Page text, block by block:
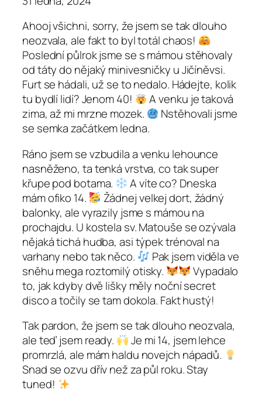
Ahooj všichni, sorry, že jsem se tak dlouho
neozvala, ale fakt to byl totál chaos!
Poslední půlrok jsme se s mámou stěhovaly
od táty do nějaký minivesničky u Jičíněvsi.
Furt se hádali, už se to nedalo. Hádejte, kolik
tu bydlí lidí? Jenom 40!
A venku je taková
zima, až mi mrzne mozek.
Nstěhovali jsme
se semka začátkem ledna.
Ráno jsem se vzbudila a venku lehounce
nasněženo, ta tenká vrstva, co tak super
křupe pod botama.
A víte co? Dneska
mám ofiko 14.
Žádnej velkej dort, žádný
balonky, ale vyrazily jsme s mámou na
prochajdu. U kostela sv. Matouše se ozývala
nějaká tichá hudba, asi týpek trénoval na
varhany nebo tak něco.
Pak jsem viděla ve
sněhu mega roztomilý otisky.
Vypadalo
to, jak kdyby dvě lišky měly noční secret
disco a točily se tam dokola. Fakt hustý!
Tak pardon, že jsem se tak dlouho neozvala,
ale teď jsem ready.
Je mi 14, jsem lehce
promrzlá, ale mám haldu novejch nápadů.
Snad se ozvu dřív než za půl roku. Stay
tuned!